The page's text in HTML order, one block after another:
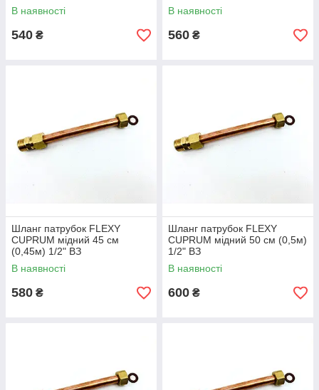
В наявності
540 ₴
В наявності
560 ₴
Шланг патрубок FLEXY
CUPRUM мідний 45 см
(0,45м) 1/2" ВЗ
В наявності
580 ₴
Шланг патрубок FLEXY
CUPRUM мідний 50 см (0,5м)
1/2" ВЗ
В наявності
600 ₴